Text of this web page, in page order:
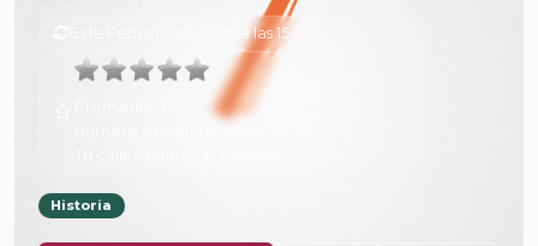
6 de Febrero de 2025 a las 15:32
Historia